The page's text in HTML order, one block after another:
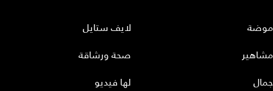
موضة
مشاهير
جمال
لايف ستايل
صحة ورشاقة
لها فيديو